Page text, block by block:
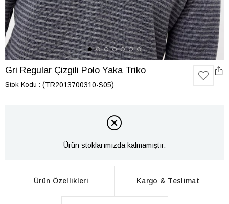
Gri Regular Çizgili Polo Yaka Triko
Stok Kodu (TR2013700310-S05)
Ürün stoklarımızda kalmamıştır.
Ürün Özellikleri Kargo & Teslimat